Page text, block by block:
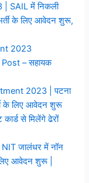
SAIL में निकली
के लिए आवेदन शुरू,
2023
– सहायक
2023 | पटना
के लिए आवेदन शुरू
से मिलेंगे ढेरों
जालंधर में नॉन
आवेदन शुरू |